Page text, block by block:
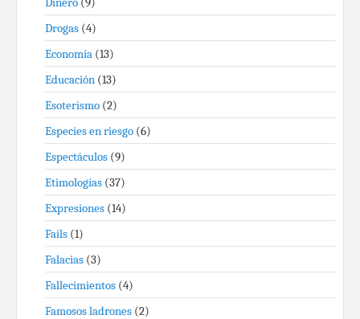
Drogas (4)
Economía (13)
Educación (13)
Esoterismo (2)
Especies en riesgo (6)
Espectáculos (9)
Etimologías (37)
Expresiones (14)
Fails (1)
Falacias (3)
Fallecimientos (4)
Famosos ladrones (2)